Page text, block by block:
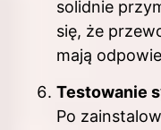
solidnie
się, że
mają
Testowanie
Po